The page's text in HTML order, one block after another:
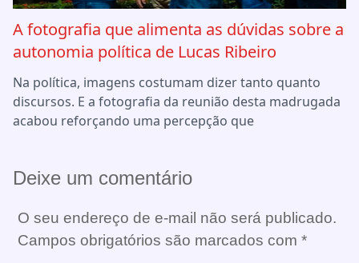
A fotografia que alimenta as dúvidas sobre a
autonomia política de Lucas Ribeiro
Na política, imagens costumam dizer tanto quanto
discursos. E a fotografia da reunião desta madrugada
acabou reforçando uma percepção que
Deixe um comentário
O seu endereço de e-mail não será publicado.
Campos obrigatórios são marcados com *